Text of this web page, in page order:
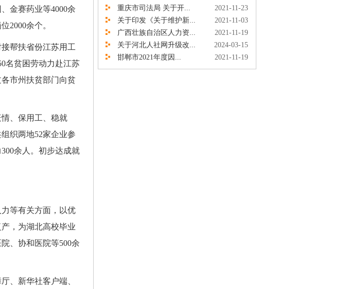
金赛药业等4000余
2000余个。
帮扶省份江苏用工
名贫困劳动力赴江苏
市州扶贫部门向贫
、保用工、稳就
织两地52家企业参
余人。初步达成就
等有关方面，以优
，为湖北高校毕业
、协和医院等500余
、新华社客户端、
重庆市司法局 关于开...
2021-11-23
关于印发《关于维护新...
2021-11-03
广西壮族自治区人力资...
2021-11-19
关于河北人社网升级改...
2024-03-15
邯郸市2021年度因...
2021-11-19